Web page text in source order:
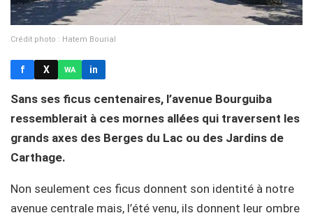
Crédit photo : Hatem Bourial
f X WA in
Sans ses ficus centenaires, l’avenue Bourguiba
ressemblerait à ces mornes allées qui traversent les
grands axes des Berges du Lac ou des Jardins de
Carthage.
Non seulement ces ficus donnent son identité à notre
avenue centrale mais, l’été venu, ils donnent leur ombre